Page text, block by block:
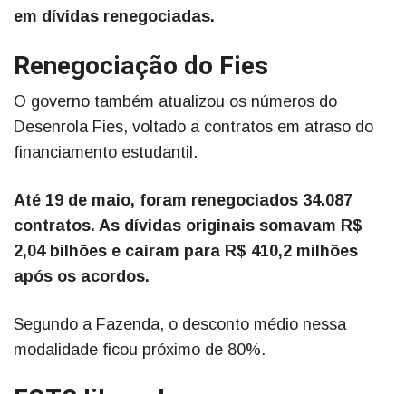
em dívidas renegociadas.
Renegociação do Fies
O governo também atualizou os números do
Desenrola Fies, voltado a contratos em atraso do
financiamento estudantil.
Até 19 de maio, foram renegociados 34.087
contratos. As dívidas originais somavam R$
2,04 bilhões e caíram para R$ 410,2 milhões
após os acordos.
Segundo a Fazenda, o desconto médio nessa
modalidade ficou próximo de 80%.